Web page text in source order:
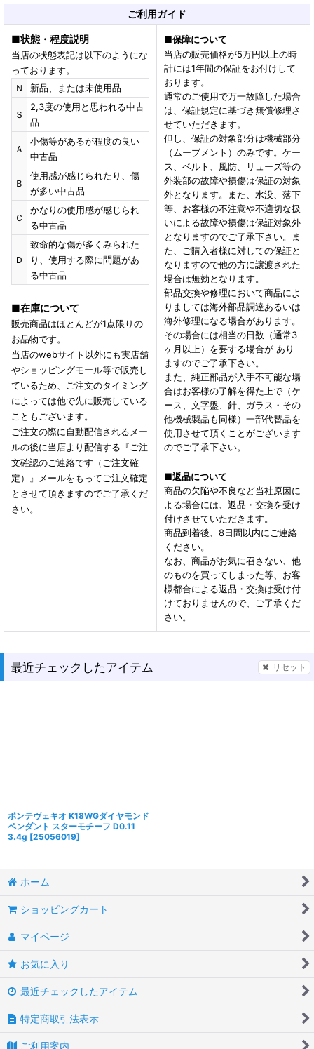
ご利用ガイド
■状態・程度説明
当店の状態表記は以下のようにな
っております。
Ｎ
新品、または未使用品
Ｓ
2,3度の使用と思われる中古
品
Ａ
小傷等があるが程度の良い
中古品
Ｂ
使用感が感じられたり、傷
が多い中古品
Ｃ
かなりの使用感が感じられ
る中古品
Ｄ
致命的な傷が多くみられた
り、使用する際に問題があ
る中古品
■在庫について
販売商品はほとんどが1点限りの
お品物です。
当店のwebサイト以外にも実店舗
やショッピングモール等で販売し
ているため、ご注文のタイミング
によっては他で先に販売している
こともございます。
ご注文の際に自動配信されるメー
ルの後に当店より配信する『ご注
文確認のご連絡です（ご注文確
定）』メールをもってご注文確定
とさせて頂きますのでご了承くだ
さい。
■保障について
当店の販売価格が5万円以上の時
計には1年間の保証をお付けして
おります。
通常のご使用で万一故障した場合
は、保証規定に基づき無償修理さ
せていただきます。
但し、保証の対象部分は機械部分
（ムーブメント）のみです。ケー
ス、ベルト、風防、リューズ等の
外装部の故障や損傷は保証の対象
外となります。また、水没、落下
等、お客様の不注意や不適切な扱
いによる故障や損傷は保証対象外
となりますのでご了承下さい。ま
た、ご購入者様に対しての保証と
なりますので他の方に譲渡された
場合は無効となります。
部品交換や修理において商品によ
りましては海外部品調達あるいは
海外修理になる場合があります。
その場合には相当の日数（通常3
ヶ月以上）を要する場合が あり
ますのでご了承下さい。
また、純正部品が入手不可能な場
合はお客様の了解を得た上で（ケ
ース、文字盤、針、ガラス・その
他機械製品も同様）一部代替品を
使用させて頂くことがございます
のでご了承下さい。
■返品について
商品の欠陥や不良など当社原因に
よる場合には、返品・交換を受け
付けさせていただきます。
商品到着後、8日間以内にご連絡
ください。
なお、商品がお気に召さない、他
のものを買ってしまった等、お客
様都合による返品・交換は受け付
けておりませんので、ご了承くだ
さい。
最近チェックしたアイテム リセット
ポンテヴェキオ K18WGダイヤモンド
ペンダント スターモチーフ D0.11
3.4g [25056019]
ホーム
ショッピングカート
マイページ
お気に入り
最近チェックしたアイテム
特定商取引法表示
ご利用案内